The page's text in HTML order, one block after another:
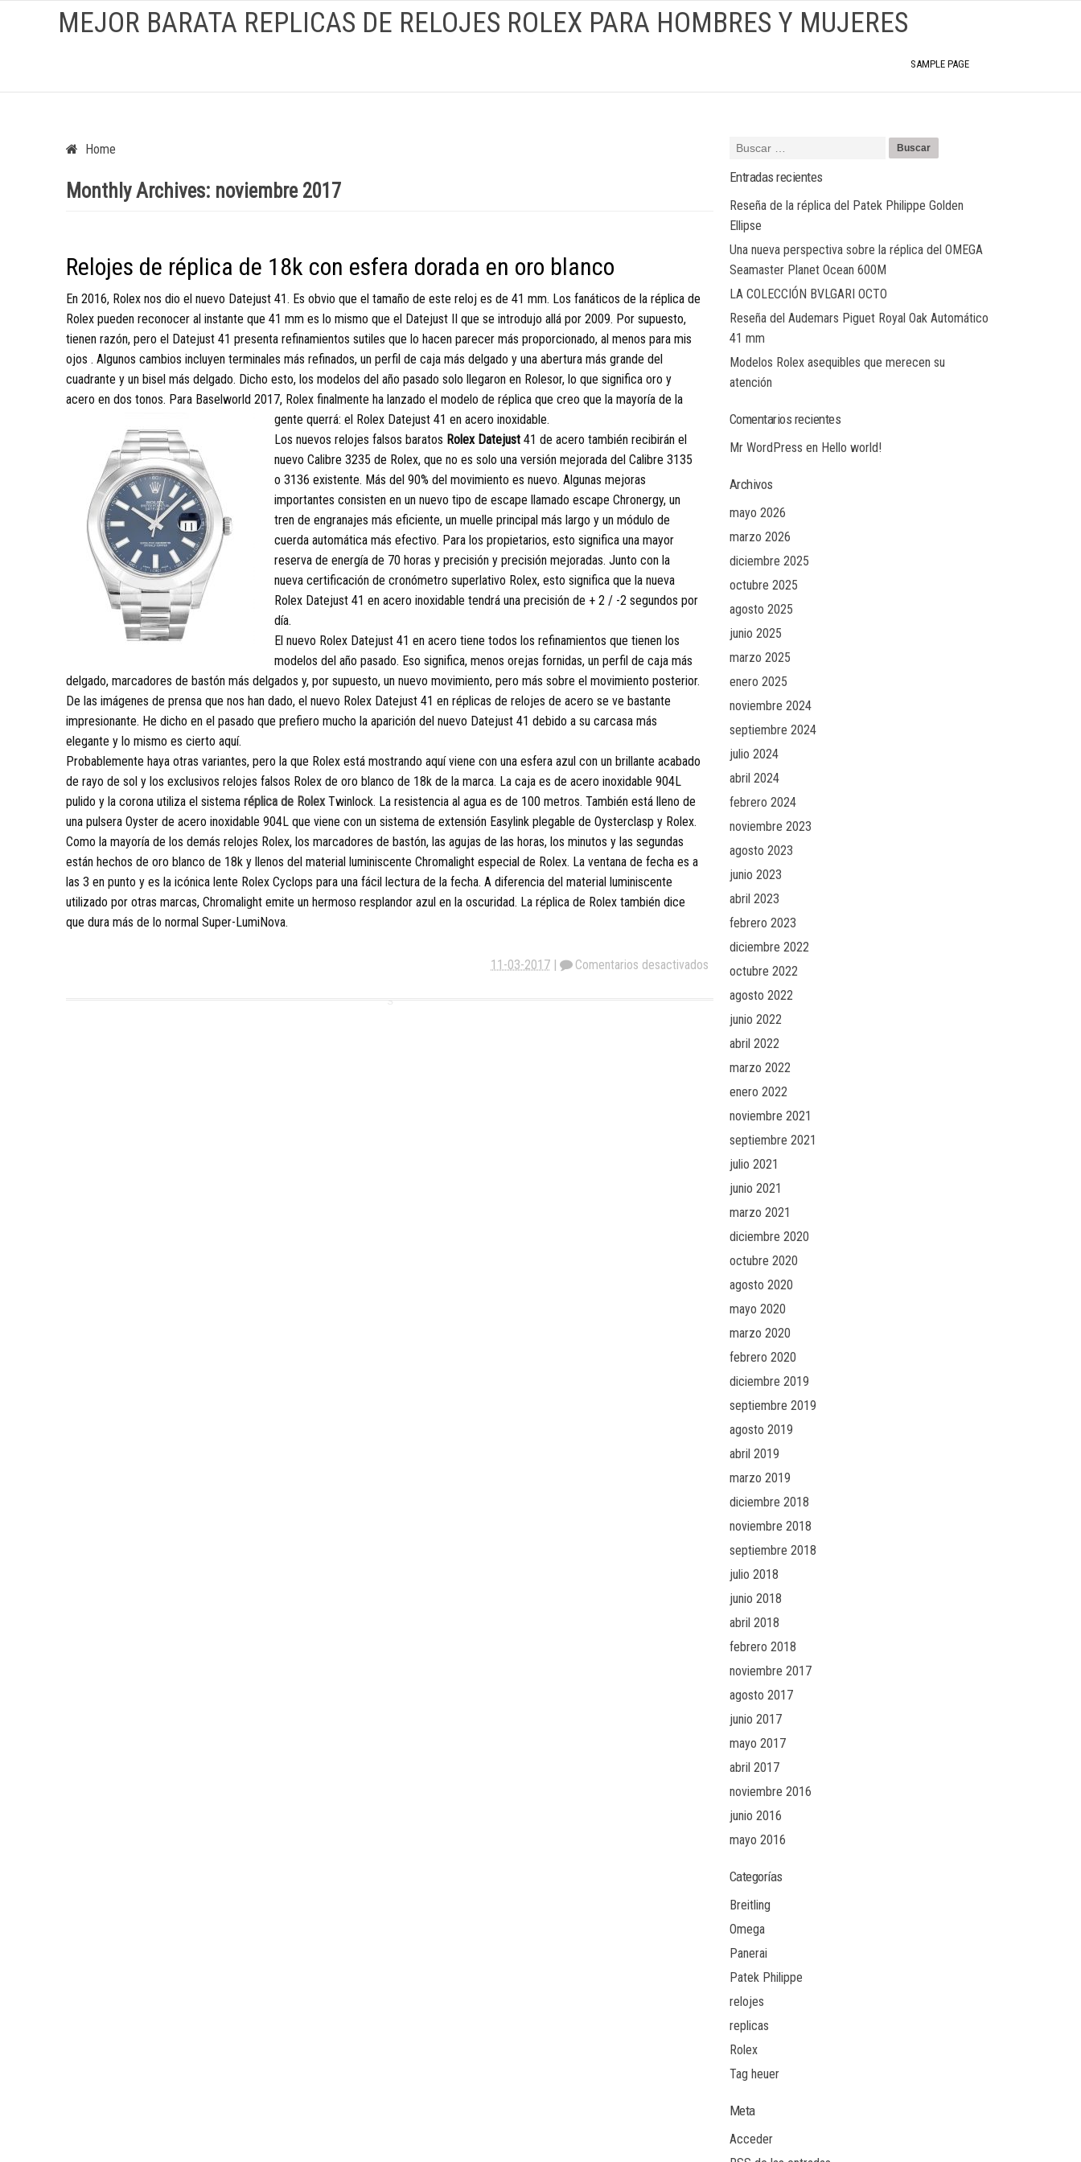
MEJOR BARATA REPLICAS DE RELOJES ROLEX PARA HOMBRES Y MUJERES
SAMPLE PAGE
Home
Monthly Archives: noviembre 2017
Relojes de réplica de 18k con esfera dorada en oro blanco
En 2016, Rolex nos dio el nuevo Datejust 41. Es obvio que el tamaño de este reloj es de 41 mm. Los fanáticos de la réplica de
Rolex pueden reconocer al instante que 41 mm es lo mismo que el Datejust II que se introdujo allá por 2009. Por supuesto,
tienen razón, pero el Datejust 41 presenta refinamientos sutiles que lo hacen parecer más proporcionado, al menos para mis
ojos . Algunos cambios incluyen terminales más refinados, un perfil de caja más delgado y una abertura más grande del
cuadrante y un bisel más delgado. Dicho esto, los modelos del año pasado solo llegaron en Rolesor, lo que significa oro y
acero en dos tonos. Para Baselworld 2017, Rolex finalmente ha lanzado el modelo de réplica que creo que la mayoría de la
gente querrá: el Rolex Datejust 41 en acero inoxidable.
Los nuevos relojes falsos baratos Rolex Datejust 41 de acero también recibirán el
nuevo Calibre 3235 de Rolex, que no es solo una versión mejorada del Calibre 3135
o 3136 existente. Más del 90% del movimiento es nuevo. Algunas mejoras
importantes consisten en un nuevo tipo de escape llamado escape Chronergy, un
tren de engranajes más eficiente, un muelle principal más largo y un módulo de
cuerda automática más efectivo. Para los propietarios, esto significa una mayor
reserva de energía de 70 horas y precisión y precisión mejoradas. Junto con la
nueva certificación de cronómetro superlativo Rolex, esto significa que la nueva
Rolex Datejust 41 en acero inoxidable tendrá una precisión de + 2 / -2 segundos por
día.
El nuevo Rolex Datejust 41 en acero tiene todos los refinamientos que tienen los
modelos del año pasado. Eso significa, menos orejas fornidas, un perfil de caja más
delgado, marcadores de bastón más delgados y, por supuesto, un nuevo movimiento, pero más sobre el movimiento posterior.
De las imágenes de prensa que nos han dado, el nuevo Rolex Datejust 41 en réplicas de relojes de acero se ve bastante
impresionante. He dicho en el pasado que prefiero mucho la aparición del nuevo Datejust 41 debido a su carcasa más
elegante y lo mismo es cierto aquí.
Probablemente haya otras variantes, pero la que Rolex está mostrando aquí viene con una esfera azul con un brillante acabado
de rayo de sol y los exclusivos relojes falsos Rolex de oro blanco de 18k de la marca. La caja es de acero inoxidable 904L
pulido y la corona utiliza el sistema réplica de RolexTwinlock. La resistencia al agua es de 100 metros. También está lleno de
una pulsera Oyster de acero inoxidable 904L que viene con un sistema de extensión Easylink plegable de Oysterclasp y Rolex.
Como la mayoría de los demás relojes Rolex, los marcadores de bastón, las agujas de las horas, los minutos y las segundas
están hechos de oro blanco de 18k y llenos del material luminiscente Chromalight especial de Rolex. La ventana de fecha es a
las 3 en punto y es la icónica lente Rolex Cyclops para una fácil lectura de la fecha. A diferencia del material luminiscente
utilizado por otras marcas, Chromalight emite un hermoso resplandor azul en la oscuridad. La réplica de Rolex también dice
que dura más de lo normal Super-LumiNova.
11-03-2017 Comentarios desactivados
Entradas recientes
Reseña de la réplica del Patek Philippe Golden
Ellipse
Una nueva perspectiva sobre la réplica del OMEGA
Seamaster Planet Ocean 600M
LA COLECCIÓN BVLGARI OCTO
Reseña del Audemars Piguet Royal Oak Automático
41 mm
Modelos Rolex asequibles que merecen su
atención
Comentarios recientes
Mr WordPress en Hello world!
Archivos
mayo 2026
marzo 2026
diciembre 2025
octubre 2025
agosto 2025
junio 2025
marzo 2025
enero 2025
noviembre 2024
septiembre 2024
julio 2024
abril 2024
febrero 2024
noviembre 2023
agosto 2023
junio 2023
abril 2023
febrero 2023
diciembre 2022
octubre 2022
agosto 2022
junio 2022
abril 2022
marzo 2022
enero 2022
noviembre 2021
septiembre 2021
julio 2021
junio 2021
marzo 2021
diciembre 2020
octubre 2020
agosto 2020
mayo 2020
marzo 2020
febrero 2020
diciembre 2019
septiembre 2019
agosto 2019
abril 2019
marzo 2019
diciembre 2018
noviembre 2018
septiembre 2018
julio 2018
junio 2018
abril 2018
febrero 2018
noviembre 2017
agosto 2017
junio 2017
mayo 2017
abril 2017
noviembre 2016
junio 2016
mayo 2016
Categorías
Breitling
Omega
Panerai
Patek Philippe
relojes
replicas
Rolex
Tag heuer
Meta
Acceder